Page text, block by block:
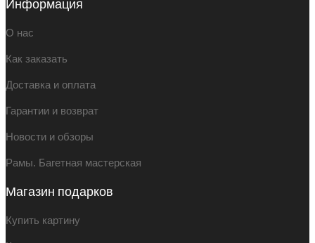
Информация
О нас
Как заказать
Доставка и оплата
Гарантии и возврат
Новости и обзоры
Рамы. Багетная мастерская
Магазин подарков
Купить картину